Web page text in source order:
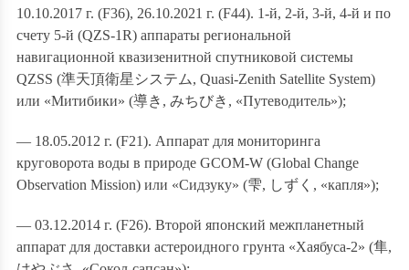
10.10.2017 г. (F36), 26.10.2021 г. (F44). 1-й, 2-й, 3-й, 4-й и по
счету 5-й (QZS-1R) аппараты региональной
навигационной квазизенитной спутниковой системы
QZSS (準天頂衛星システム, Quasi-Zenith Satellite System)
или «Митибики» (導き , みちびき , «Путеводитель»);
— 18.05.2012 г. (F21). Аппарат для мониторинга
круговорота воды в природе GCOM-W (Global Change
Observation Mission) или «Сидзуку» (雫, しずく , «капля»);
— 03.12.2014 г. (F26). Второй японский межпланетный
аппарат для доставки астероидного грунта «Хаябуса-2» (隼,